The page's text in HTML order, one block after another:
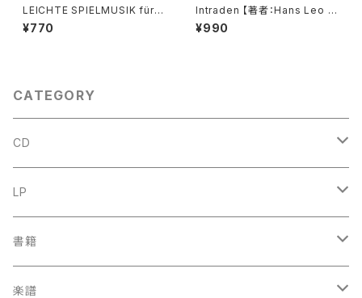
LEICHTE SPIELMUSIK für V
iola da gamba Basso conti
nuo【著者：Schenk, Marais】
¥770
Intraden 【著者：Hans Leo H
assler】出版社：BÄRENREITE
R KASSEL 1951年
¥990
CATEGORY
CD
古楽
中古CD
鍋島元子関連CD
古楽以外
中古CD
LP
古楽
中古LP
古楽以外
書籍
古楽関係
楽譜